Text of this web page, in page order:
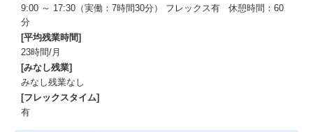
9:00 ～ 17:30（実働：7時間30分） フレックス有 休憩時間：60
分
[平均残業時間]
23時間/月
[みなし残業]
みなし残業なし
[フレックスタイム]
有